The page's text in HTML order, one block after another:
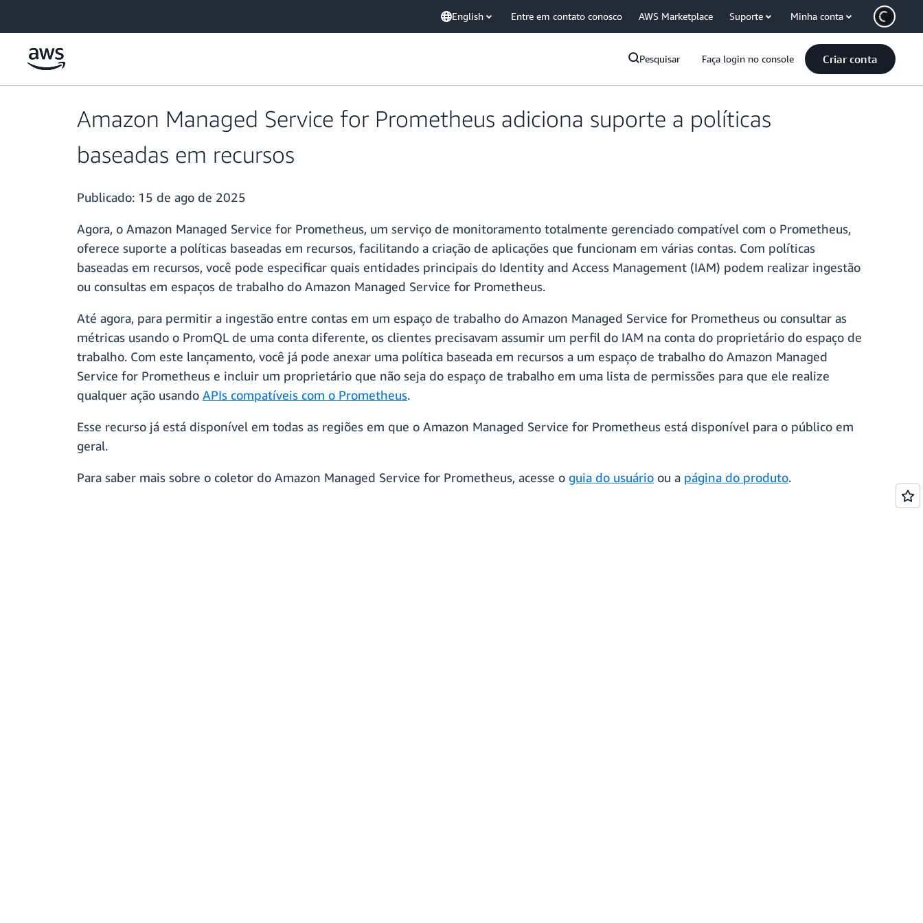
English Entre em contato conosco AWS Marketplace Suporte Minha conta
Pesquisar Faça login no console Criar conta
Amazon Managed Service for Prometheus adiciona suporte a políticas
baseadas em recursos
Publicado: 15 de ago de 2025
Agora, o Amazon Managed Service for Prometheus, um serviço de monitoramento totalmente gerenciado compatível com o Prometheus,
oferece suporte a políticas baseadas em recursos, facilitando a criação de aplicações que funcionam em várias contas. Com políticas
baseadas em recursos, você pode especificar quais entidades principais do Identity and Access Management (IAM) podem realizar ingestão
ou consultas em espaços de trabalho do Amazon Managed Service for Prometheus.
Até agora, para permitir a ingestão entre contas em um espaço de trabalho do Amazon Managed Service for Prometheus ou consultar as
métricas usando o PromQL de uma conta diferente, os clientes precisavam assumir um perfil do IAM na conta do proprietário do espaço de
trabalho. Com este lançamento, você já pode anexar uma política baseada em recursos a um espaço de trabalho do Amazon Managed
Service for Prometheus e incluir um proprietário que não seja do espaço de trabalho em uma lista de permissões para que ele realize
qualquer ação usando APIs compatíveis com o Prometheus.
Esse recurso já está disponível em todas as regiões em que o Amazon Managed Service for Prometheus está disponível para o público em
geral.
Para saber mais sobre o coletor do Amazon Managed Service for Prometheus, acesse o guia do usuário ou a página do produto.